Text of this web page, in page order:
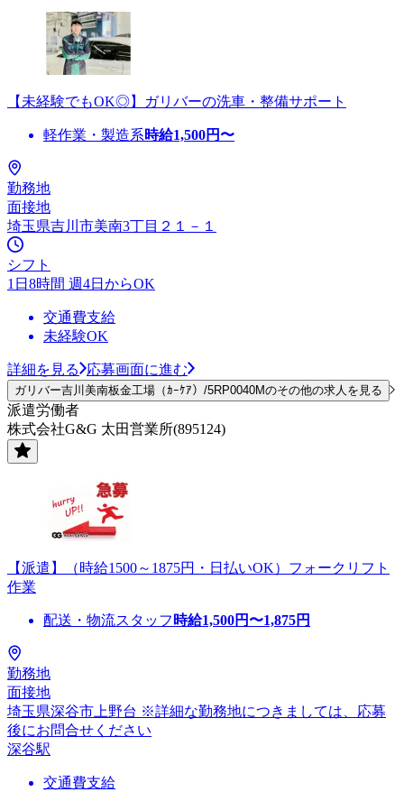
【未経験でもOK◎】ガリバーの洗車・整備サポート
軽作業・製造系時給1,500円〜
勤務地
面接地
埼玉県吉川市美南3丁目２１－１
シフト
1日8時間 週4日からOK
交通費支給
未経験OK
詳細を見る 応募画面に進む
ガリバー吉川美南板金工場（ｶｰｹｱ）/5RP0040Mのその他の求人を見る
派遣労働者
株式会社G&G 太田営業所(895124)
【派遣】（時給1500～1875円・日払いOK）フォークリフト
作業
配送・物流スタッフ 時給1,500円〜1,875円
勤務地
面接地
埼玉県深谷市上野台 ※詳細な勤務地につきましては、応募
後にお問合せください
深谷駅
交通費支給